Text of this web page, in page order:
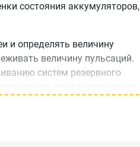
состояния аккумуляторов,
и определять величину
величину пульсаций.
систем резервного
документирование